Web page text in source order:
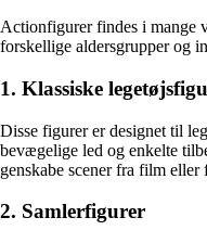
Actionfigurer findes i mange
forskellige aldersgrupper og
1. Klassiske
Disse figurer er designet til
bevægelige led og enkelte
genskabe scener fra film eller
2. Samlerfigurer